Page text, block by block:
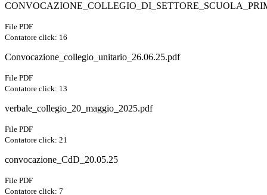
File PDF
Contatore click: 16
Convocazione_collegio_unitario_26.06.25.pdf
File PDF
Contatore click: 13
verbale_collegio_20_maggio_2025.pdf
File PDF
Contatore click: 21
convocazione_CdD_20.05.25
File PDF
Contatore click: 7